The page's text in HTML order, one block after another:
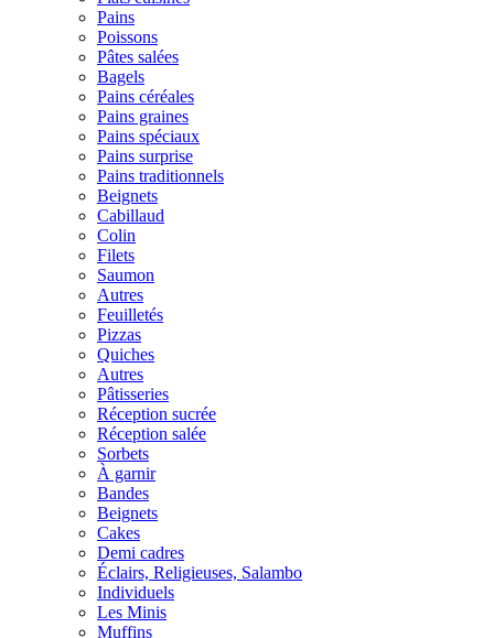
Pains
Poissons
Pâtes salées
Bagels
Pains céréales
Pains graines
Pains spéciaux
Pains surprise
Pains traditionnels
Beignets
Cabillaud
Colin
Filets
Saumon
Autres
Feuilletés
Pizzas
Quiches
Autres
Pâtisseries
Réception sucrée
Réception salée
Sorbets
À garnir
Bandes
Beignets
Cakes
Demi cadres
Éclairs, Religieuses, Salambo
Individuels
Les Minis
Muffins